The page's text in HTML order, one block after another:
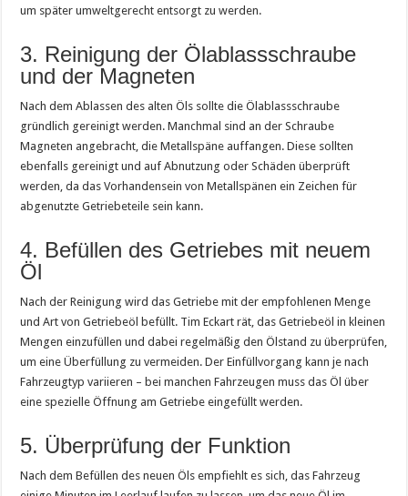
um später umweltgerecht entsorgt zu werden.
3. Reinigung der Ölablassschraube
und der Magneten
Nach dem Ablassen des alten Öls sollte die Ölablassschraube
gründlich gereinigt werden. Manchmal sind an der Schraube
Magneten angebracht, die Metallspäne auffangen. Diese sollten
ebenfalls gereinigt und auf Abnutzung oder Schäden überprüft
werden, da das Vorhandensein von Metallspänen ein Zeichen für
abgenutzte Getriebeteile sein kann.
4. Befüllen des Getriebes mit neuem
Öl
Nach der Reinigung wird das Getriebe mit der empfohlenen Menge
und Art von Getriebeöl befüllt. Tim Eckart rät, das Getriebeöl in kleinen
Mengen einzufüllen und dabei regelmäßig den Ölstand zu überprüfen,
um eine Überfüllung zu vermeiden. Der Einfüllvorgang kann je nach
Fahrzeugtyp variieren – bei manchen Fahrzeugen muss das Öl über
eine spezielle Öffnung am Getriebe eingefüllt werden.
5. Überprüfung der Funktion
Nach dem Befüllen des neuen Öls empfiehlt es sich, das Fahrzeug